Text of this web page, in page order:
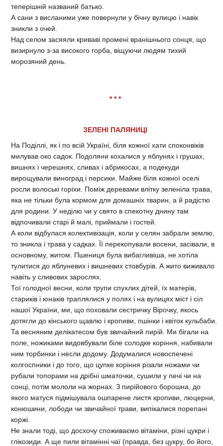
теперішній названий батько.
А сани з висланими уже повернули у бічну вулицю і навік
зникли з очей.
Над селом засяяли криваві промені вранішнього сонця, що
визирнуло з-за високого горба, віщуючи людям тихий
морозяний день.
* * *
ЗЕЛЕНІ ПАЛЯНИЦІ
На Поділлі, як і по всій Україні, біля кожної хати споконвіків
милував око садок. Подоляни кохалися у яблунях і грушах,
вишнях і черешнях, сливах і абрикосах, а подекуди
вирощували виноград і персики. Майже біля кожної оселі
росли волоські горіхи. Поміж деревами влітку зеленіла трава,
яка не тільки була кормом для домашніх тварин, а й радістю
для родини. У неділю чи у свято в спекотну днину там
відпочивали старі й малі, приймали і гостей.
А коли відбулася колективізація, коли у селян забрали землю,
то зникла і трава у садках. Її перекопували восени, засівали, в
основному, житом. Пшениця була вибагливіша, не хотіла
тулитися до яблуневих і вишневих стовбурів. А жито виживало
навіть у сливових зарослях.
Тої голодної весни, коли трупи спухлих дітей, їх матерів,
стариків і юнаків траплялися у полях і на вулицях міст і сіл
нашої України, ми, що поховали сестричку Вірочку, якось
дотягли до кінського щавлю і кропиви, пшінки і квіток кульбаби.
Та весняним делікатесом був звичайний пирій. Ми бігали на
поле, ножиками видовбували біле солодке коріння, набивали
ним торбинки і несли додому. Додумалися новоспечені
колгоспники і до того, що цупке коріння різали ножами чи
рубали топорами на дрібні шматочки, сушили у печі чи на
сонці, потім мололи на жорнах. З пирійового борошна, до
якого матуся підмішувала ошпарене листя кропиви, люцерни,
конюшини, лободи чи звичайної трави, випікалися порепані
коржі.
Не знали тоді, що досхочу споживаємо вітаміни, різні цукри і
глікозиди. А ще пили вітамінні чаї (правда, без цукру, бо його,